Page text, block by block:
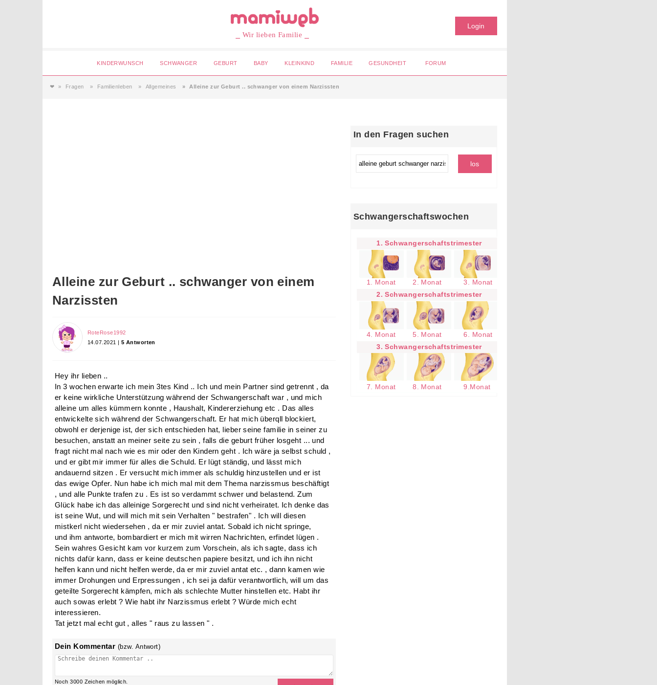
⎯ Wir lieben Familie ⎯
Login
KINDERWUNSCH SCHWANGER GEBURT BABY KLEINKIND FAMILIE GESUNDHEIT FORUM
❤ Fragen Familienleben Allgemeines Alleine zur Geburt .. schwanger von einem Narzissten
Alleine zur Geburt .. schwanger von einem
Narzissten
RoteRose1992
14.07.2021 | 5 Antworten
Hey ihr lieben ..
In 3 wochen erwarte ich mein 3tes Kind .. Ich und mein Partner sind getrennt , da
er keine wirkliche Unterstützung während der Schwangerschaft war , und mich
alleine um alles kümmern konnte , Haushalt, Kindererziehung etc . Das alles
entwickelte sich während der Schwangerschaft. Er hat mich überqll blockiert,
obwohl er derjenige ist, der sich entschieden hat, lieber seine familie in seiner zu
besuchen, anstatt an meiner seite zu sein , falls die geburt früher losgeht ... und
fragt nicht mal nach wie es mir oder den Kindern geht . Ich wäre ja selbst schuld ,
und er gibt mir immer für alles die Schuld. Er lügt ständig, und lässt mich
andauernd sitzen . Er versucht mich immer als schuldig hinzustellen und er ist
das ewige Opfer. Nun habe ich mich mal mit dem Thema narzissmus beschäftigt
, und alle Punkte trafen zu . Es ist so verdammt schwer und belastend. Zum
Glück habe ich das alleinige Sorgerecht und sind nicht verheiratet. Ich denke das
ist seine Wut, und will mich mit sein Verhalten " bestrafen" . Ich will diesen
mistkerl nicht wiedersehen , da er mir zuviel antat. Sobald ich nicht springe,
und ihm antworte, bombardiert er mich mit wirren Nachrichten, erfindet lügen .
Sein wahres Gesicht kam vor kurzem zum Vorschein, als ich sagte, dass ich
nichts dafür kann, dass er keine deutschen papiere besitzt, und ich ihn nicht
helfen kann und nicht helfen werde, da er mir zuviel antat etc. , dann kamen wie
immer Drohungen und Erpressungen , ich sei ja dafür verantwortlich, will um das
geteilte Sorgerecht kämpfen, mich als schlechte Mutter hinstellen etc. Habt ihr
auch sowas erlebt ? Wie habt ihr Narzissmus erlebt ? Würde mich echt
interessieren.
Tat jetzt mal echt gut , alles " raus zu lassen " .
Dein Kommentar (bzw. Antwort)
Noch3000 Zeichen möglich.
In den Fragen suchen
Schwangerschaftswochen
1. Schwangerschaftstrimester
1. Monat 2. Monat
3. Monat
2. Schwangerschaftstrimester
4. Monat 5. Monat
6. Monat
3. Schwangerschaftstrimester
7. Monat 8. Monat 9.Monat